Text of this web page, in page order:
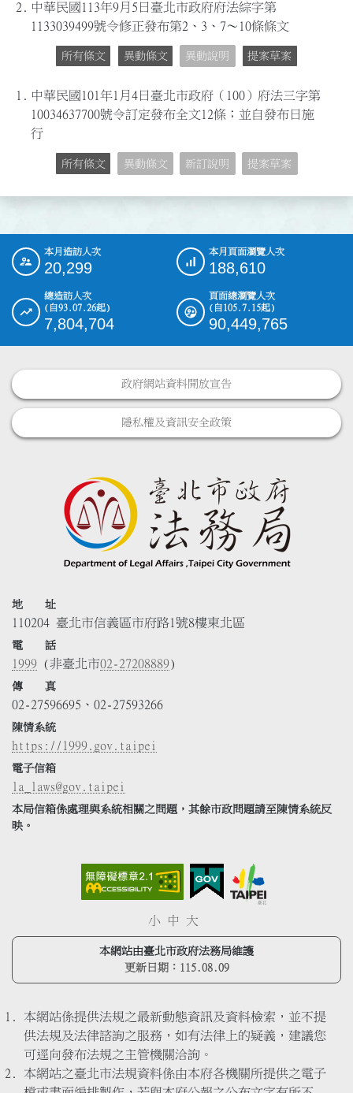
2.
中華民國113年9月5日臺北市政府府法綜字第
1133039499號令修正發布第2、3、7～10條條文
所有條文 異動條文 異動說明 提案草案
1. 中華民國101年1月4日臺北市政府（100）府法三字第
10034637700號令訂定發布全文12條；並自發布日施
行
所有條文 異動條文 新訂說明 提案草案
::: 本月造訪人次
20,299
本月頁面瀏覽人次
188,610
總造訪人次
(自93.07.26起)
7,804,704
頁面總瀏覽人次
(自105.7.15起)
90,449,765
政府網站資料開放宣告
隱私權及資訊安全政策
地 址
110204 臺北市信義區市府路1號8樓東北區
電 話
1999 (非臺北市02-27208889)
傳 真
02-27596695、02-27593266
陳情系統
https://1999.gov.taipei
電子信箱
la_laws@gov.taipei
本局信箱係處理與系統相關之問題，其餘市政問題請至陳情系統反
映。
小 中 大
本網站由臺北市政府法務局維護
更新日期： 115.08.09
本網站係提供法規之最新動態資訊及資料檢索，並不提
供法規及法律諮詢之服務，如有法律上的疑義，建議您
可逕向發布法規之主管機關洽詢。
本網站之臺北市法規資料係由本府各機關所提供之電子